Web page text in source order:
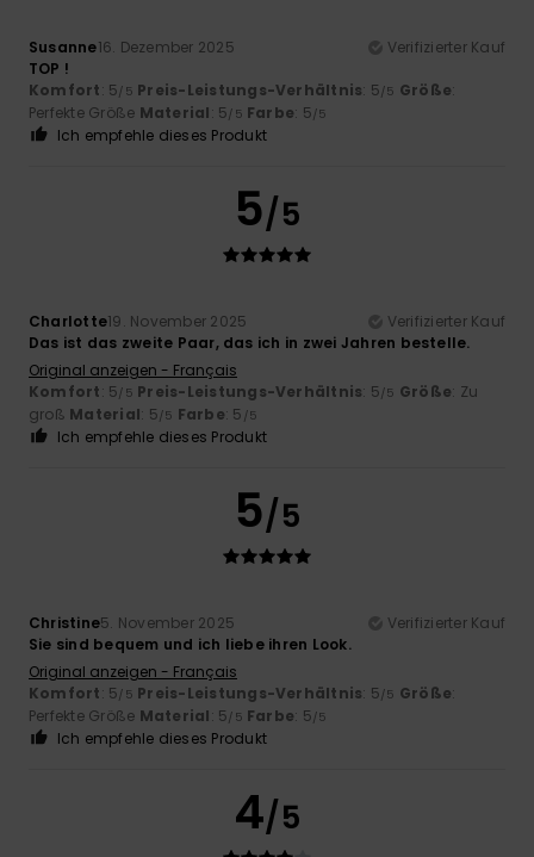
Susanne16. Dezember 2025
Verifizierter Kauf
TOP !
Komfort: 5/5 Preis-Leistungs-Verhältnis: 5/5 Größe:
Perfekte Größe Material: 5/5 Farbe: 5/5
Ich empfehle dieses Produkt
5/5
Charlotte19. November 2025
Verifizierter Kauf
Das ist das zweite Paar, das ich in zwei Jahren bestelle.
Original anzeigen - Français
Komfort: 5/5 Preis-Leistungs-Verhältnis: 5/5 Größe: Zu
groß Material: 5/5 Farbe: 5 /5
Ich empfehle dieses Produkt
5/5
Christine5. November 2025
Verifizierter Kauf
Sie sind bequem und ich liebe ihren Look.
Original anzeigen - Français
Komfort: 5/5 Preis-Leistungs-Verhältnis: 5/5 Größe:
Perfekte Größe Material: 5/5 Farbe: 5/5
Ich empfehle dieses Produkt
4/5